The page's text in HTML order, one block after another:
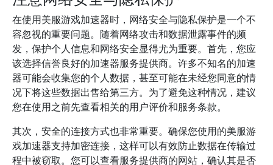
在使用美服游戏加速器时，网络安全与隐私保护是一个不
容忽视的重要问题。随着网络攻击和数据泄露事件的频
发，保护个人信息和网络安全显得尤为重要。首先，您应
该选择信誉良好的加速器服务提供商。许多不知名的加速
器可能会收集您的个人数据，甚至可能在未经您同意的情
况下将这些数据出售给第三方。为了避免这种情况，建议
您在使用之前先查看相关的用户评价和服务条款。
其次，安全的连接方式也非常重要。确保您使用的美服游
戏加速器支持加密连接，这样可以有效防止数据在传输过
程中被窃取。您可以查看服务提供商的网站，确认其是否